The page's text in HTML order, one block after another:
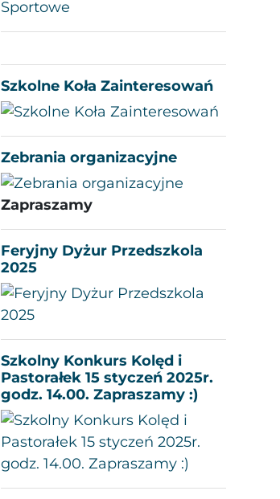
Szkolne Koła Zainteresowań
Zebrania organizacyjne
Zapraszamy
Feryjny Dyżur Przedszkola
2025
Szkolny Konkurs Kolęd i
Pastorałek 15 styczeń 2025r.
godz. 14.00. Zapraszamy :)